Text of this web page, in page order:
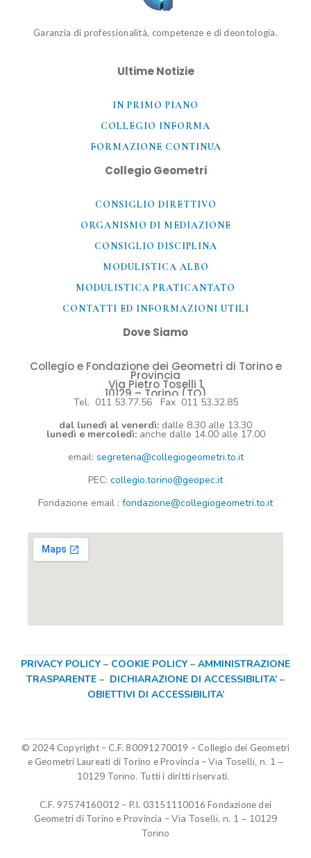
Garanzia di professionalità, competenze e di deontologia.
Ultime Notizie
IN PRIMO PIANO
COLLEGIO INFORMA
FORMAZIONE CONTINUA
Collegio Geometri
CONSIGLIO DIRETTIVO
ORGANISMO DI MEDIAZIONE
CONSIGLIO DISCIPLINA
MODULISTICA ALBO
MODULISTICA PRATICANTATO
CONTATTI ED INFORMAZIONI UTILI​
Dove Siamo
Collegio e Fondazione dei Geometri di Torino e
Provincia
Via Pietro Toselli 1
10129 – Torino (TO)
Tel. 011 53.77.56 Fax 011 53.32.85
dal lunedì al venerdì: dalle 8.30 alle 13.30
lunedì e mercoledì: anche dalle 14.00 alle 17.00
email: segreteria@collegiogeometri.to.it
PEC: collegio.torino@geopec.it
Fondazione email : fondazione@collegiogeometri.to.it
PRIVACY POLICY – COOKIE POLICY – AMMINISTRAZIONE
TRASPARENTE – DICHIARAZIONE DI ACCESSIBILITA’ –
OBIETTIVI DI ACCESSIBILITA’
© 2024 Copyright – C.F. 80091270019 – Collegio dei Geometri
e Geometri Laureati di Torino e Provincia –Via Toselli, n. 1 –
10129 Torino. Tutti i diritti riservati.
C.F. 97574160012 – P.I. 03151110016Fondazione dei
Geometri di Torino e Provincia –Via Toselli, n. 1 – 10129
Torino